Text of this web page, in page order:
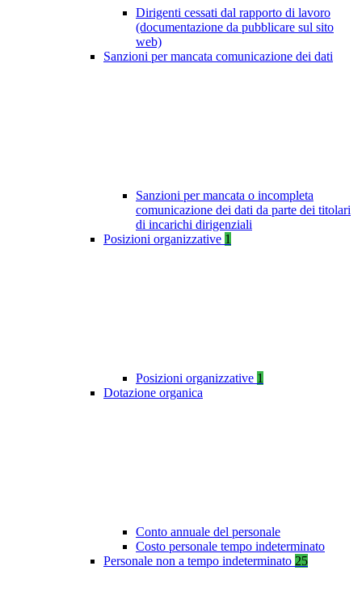
Dirigenti cessati dal rapporto di lavoro
(documentazione da pubblicare sul sito
web)
Sanzioni per mancata comunicazione dei dati
Sanzioni per mancata o incompleta
comunicazione dei dati da parte dei titolari
di incarichi dirigenziali
Posizioni organizzative 1
Posizioni organizzative 1
Dotazione organica
Conto annuale del personale
Costo personale tempo indeterminato
Personale non a tempo indeterminato 25